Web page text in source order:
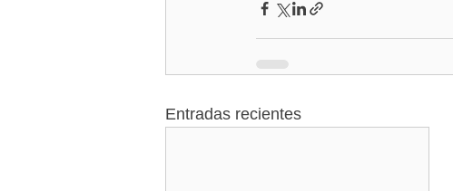
Entradas recientes